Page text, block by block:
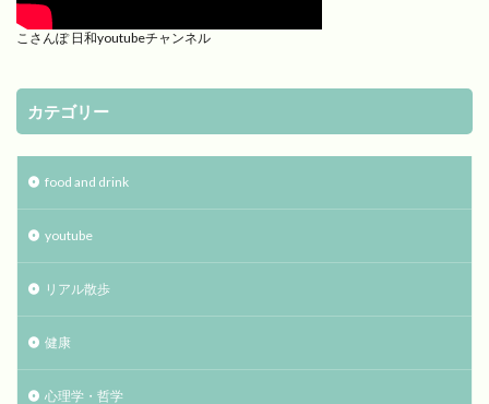
こさんぽ 日和youtubeチャンネル
カテゴリー
food and drink
youtube
リアル散歩
健康
心理学・哲学